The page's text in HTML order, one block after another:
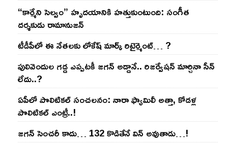
“కార్మేని సెల్వం” హృదయానికి హత్తుకుంటుంది: సంగీత
దర్శకుడు రామానుజన్
టీడీపీలో ఈ నేత‌ల‌కు లోకేష్ మార్క్ రిటైర్మెంట్‌… ?
పులివెందుల గ‌డ్డ ఎప్ప‌ట‌కీ జ‌గ‌న్ అడ్డానే.. రిజ‌ర్వేష‌న్ మార్చినా సీన్
లేదు..?
ఏపీలో పొలిటిక‌ల్ సంచ‌ల‌నం: నారా ఫ్యామిలీ అత్తా, కోడ‌ళ్ల
పొలిటికల్ ఎంట్రీ..!
జ‌గ‌న్ సెంచ‌రీ కాదు… 132 కొడితేనే విన్ అవుతాడు…!